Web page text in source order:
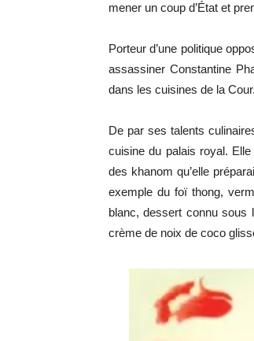
mener un coup d’État et
Porteur d’une politique
assassiner Constantine
dans les cuisines de la Cour.
De par ses talents
cuisine du palais royal.
des khanom qu’elle
exemple du foï thong,
blanc, dessert connu sous
crème de noix de coco